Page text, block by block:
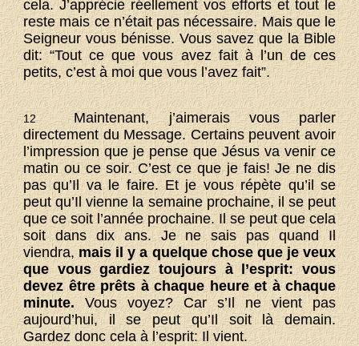
cela. J’apprécie réellement vos efforts et tout le
reste mais ce n’était pas nécessaire. Mais que le
Seigneur vous bénisse. Vous savez que la Bible
dit: “Tout ce que vous avez fait à l’un de ces
petits, c’est à moi que vous l’avez fait”.
12Maintenant, j’aimerais vous parler
directement du Message. Certains peuvent avoir
l’impression que je pense que Jésus va venir ce
matin ou ce soir. C’est ce que je fais! Je ne dis
pas qu’Il va le faire. Et je vous répète qu’il se
peut qu’Il vienne la semaine prochaine, il se peut
que ce soit l’année prochaine. Il se peut que cela
soit dans dix ans. Je ne sais pas quand Il
viendra,mais il y a quelque chose que je veux
que vous gardiez toujours à l’esprit: vous
devez être prêts à chaque heure et à chaque
minute.Vous voyez? Car s’Il ne vient pas
aujourd’hui, il se peut qu’Il soit là demain.
Gardez donc cela à l’esprit: Il vient.